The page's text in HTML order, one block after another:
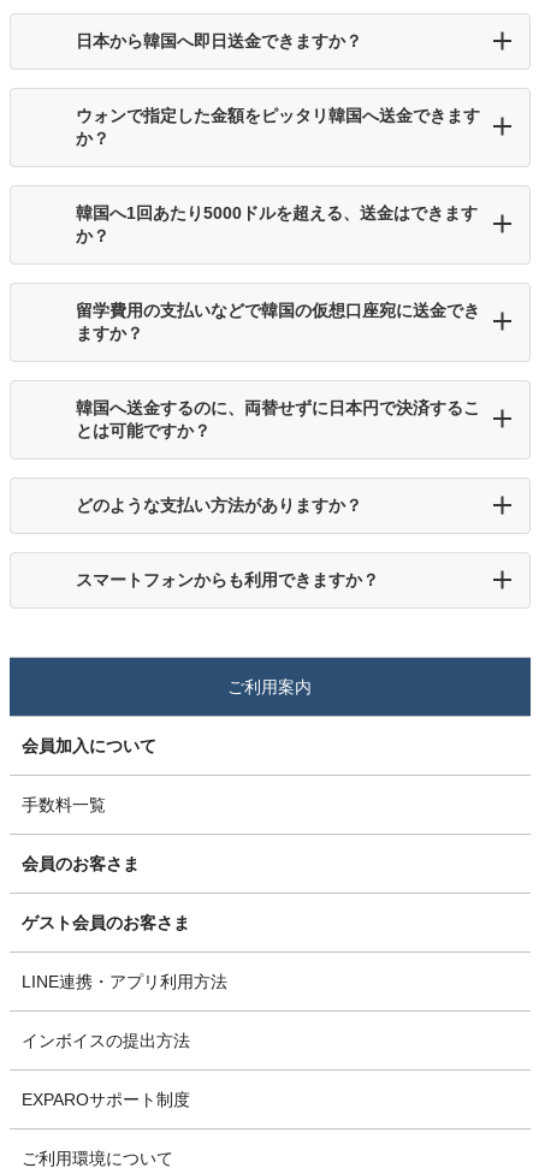
日本から韓国へ即日送金できますか？
ウォンで指定した金額をピッタリ韓国へ送金できます
か？
韓国へ1回あたり5000ドルを超える、送金はできます
か？
留学費用の支払いなどで韓国の仮想口座宛に送金でき
ますか？
韓国へ送金するのに、両替せずに日本円で決済するこ
とは可能ですか？
どのような支払い方法がありますか？
スマートフォンからも利用できますか？
ご利用案内
会員加入について
手数料一覧
会員のお客さま
ゲスト会員のお客さま
LINE連携・アプリ利用方法
インボイスの提出方法
EXPAROサポート制度
ご利用環境について